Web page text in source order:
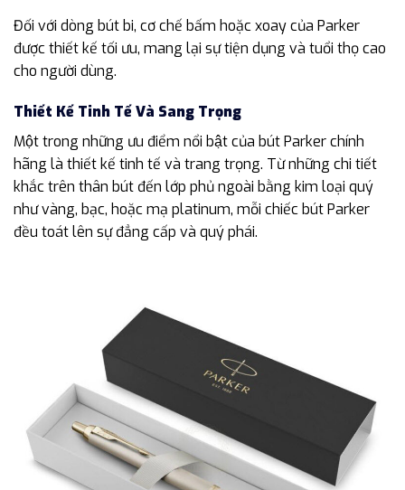
Đối với dòng bút bi, cơ chế bấm hoặc xoay của Parker
được thiết kế tối ưu, mang lại sự tiện dụng và tuổi thọ cao
cho người dùng.
Thiết Kế Tinh Tế Và Sang Trọng
Một trong những ưu điểm nổi bật của bút Parker chính
hãng là thiết kế tinh tế và trang trọng. Từ những chi tiết
khắc trên thân bút đến lớp phủ ngoài bằng kim loại quý
như vàng, bạc, hoặc mạ platinum, mỗi chiếc bút Parker
đều toát lên sự đẳng cấp và quý phái.